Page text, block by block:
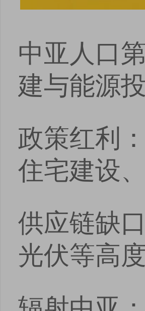
中亚人口
建与能源
政策红利
住宅建设
供应链缺
光伏等高